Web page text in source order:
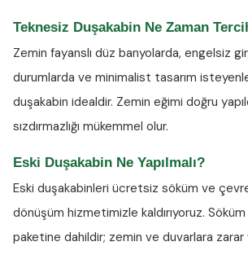
Teknesiz Duşakabin Ne Zaman
Zemin fayanslı düz banyolarda, engelsiz
durumlarda ve minimalist tasarım
duşakabin idealdir. Zemin eğimi doğru
sızdırmazlığı mükemmel olur.
Eski Duşakabin Ne Yapılmalı?
Eski duşakabinleri ücretsiz söküm ve
dönüşüm hizmetimizle kaldırıyoruz.
paketine dahildir; zemin ve duvarlara